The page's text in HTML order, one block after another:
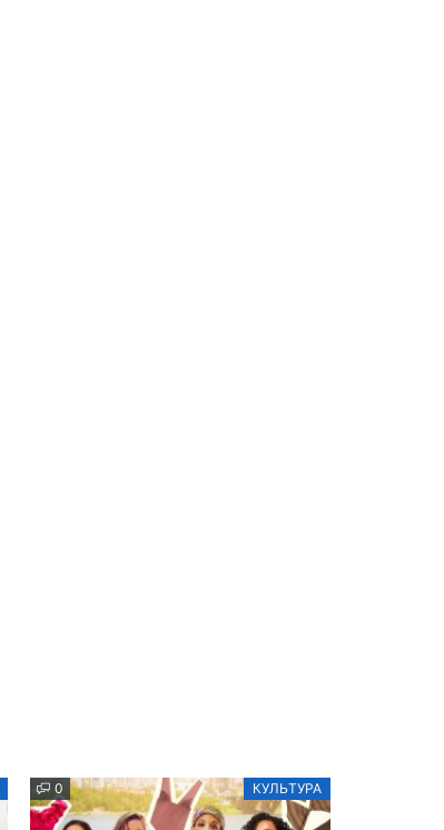
0 КУЛЬТУРА